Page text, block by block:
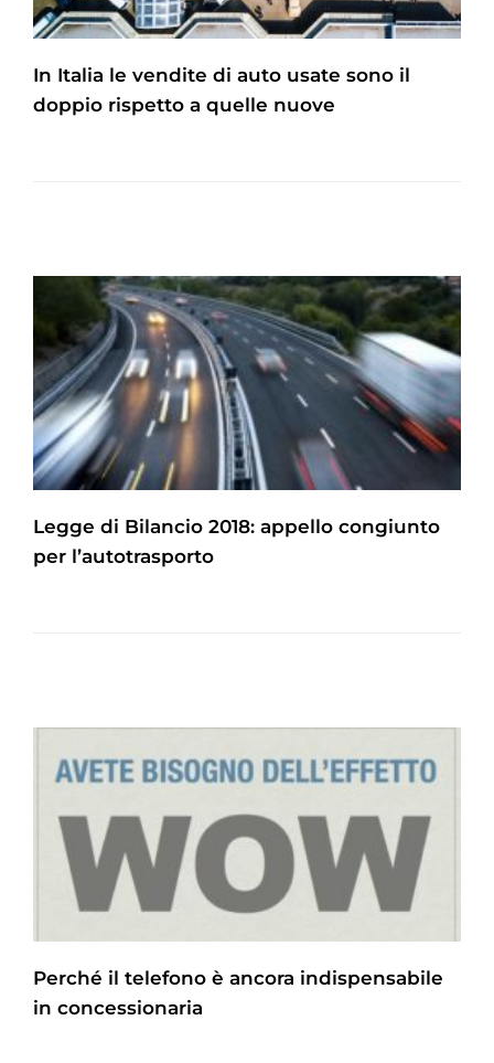
In Italia le vendite di auto usate sono il
doppio rispetto a quelle nuove
Legge di Bilancio 2018: appello congiunto
per l’autotrasporto
Perché il telefono è ancora indispensabile
in concessionaria